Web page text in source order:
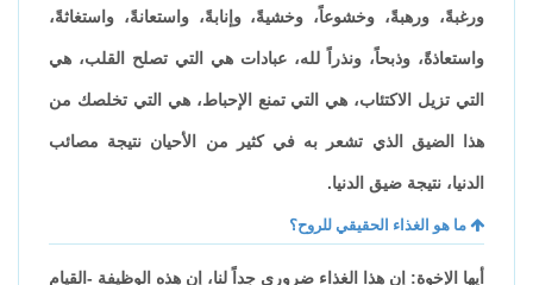
ورغبةً، ورهبةً، وخشوعاً، وخشيةً، وإنابةً، واستعانةً، واستغاثةً،
واستعاذةً، وذبحاً، ونذراً لله، عبادات هي التي تصلح القلب، هي
التي تزيل الاكتئاب، هي التي تمنع الإحباط، هي التي تخلصك من
هذا الضيق الذي تشعر به في كثير من الأحيان نتيجة مصائب
الدنيا، نتيجة ضيق الدنيا.
ما هو الغذاء الحقيقي للروح؟
أيها الإخوة: إن هذا الغذاء ضروري جداً لنا، إن هذه الوظيفة -القيام